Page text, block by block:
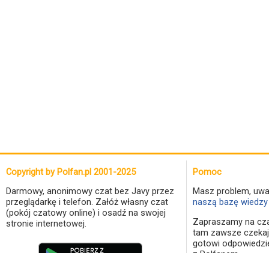
Copyright by Polfan.pl 2001-2025
Darmowy, anonimowy czat bez Javy przez
przeglądarkę i telefon. Załóż własny czat
(pokój czatowy online) i osadź na swojej
stronie internetowej.
Pomoc
Masz problem,
naszą bazę
Zapraszamy na
tam zawsze
gotowi